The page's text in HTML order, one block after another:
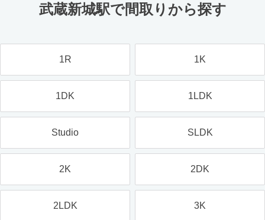
武蔵新城駅で間取りから探す
1R 1K
1DK 1LDK
Studio SLDK
2K 2DK
2LDK 3K